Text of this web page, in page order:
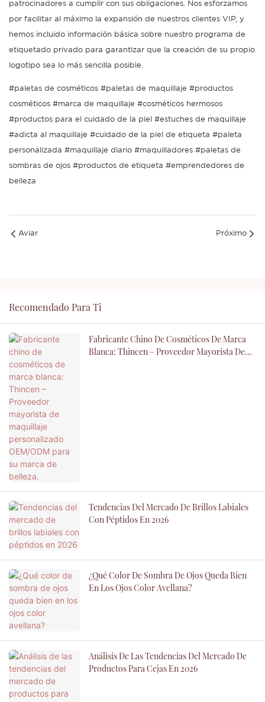
patrocinadores a cumplir con sus obligaciones. Nos esforzamos
por facilitar al máximo la expansión de nuestros clientes VIP, y
hemos incluido información básica sobre nuestro programa de
etiquetado privado para garantizar que la creación de su propio
logotipo sea lo más sencilla posible.
#paletas de cosméticos #paletas de maquillaje #productos
cosméticos #marca de maquillaje #cosméticos hermosos
#productos para el cuidado de la piel #estuches de maquillaje
#adicta al maquillaje #cuidado de la piel de etiqueta #paleta
personalizada #maquillaje diario #maquilladores #paletas de
sombras de ojos #productos de etiqueta #emprendedores de
belleza
Aviar Próximo
Recomendado Para Ti
Fabricante Chino De Cosméticos De Marca
Blanca: Thincen – Proveedor Mayorista De
Tendencias Del Mercado De Brillos Labiales
Con Péptidos En 2026
¿Qué Color De Sombra De Ojos Queda Bien
En Los Ojos Color Avellana?
Análisis De Las Tendencias Del Mercado De
Productos Para Cejas En 2026